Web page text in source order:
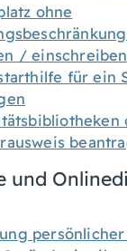
ohne
/ einschreiben
für ein
und
persönlicher